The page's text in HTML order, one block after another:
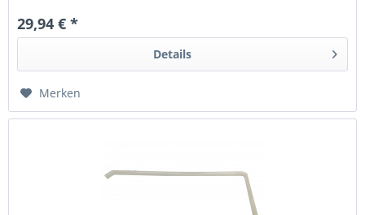
29,94 € *
Details
Merken